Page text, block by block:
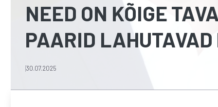
NEED ON KÕIGE
PAARID
30.07.2025